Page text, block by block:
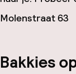
Molenstraat 63
Bakkies